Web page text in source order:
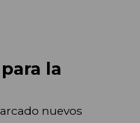
la
nuevos